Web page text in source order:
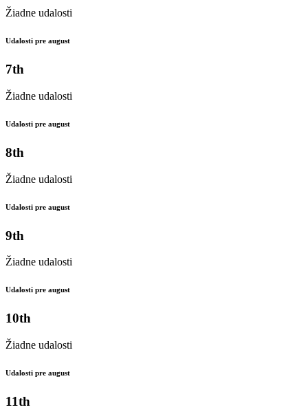
Žiadne udalosti
Udalosti pre august
7th
Žiadne udalosti
Udalosti pre august
8th
Žiadne udalosti
Udalosti pre august
9th
Žiadne udalosti
Udalosti pre august
10th
Žiadne udalosti
Udalosti pre august
11th